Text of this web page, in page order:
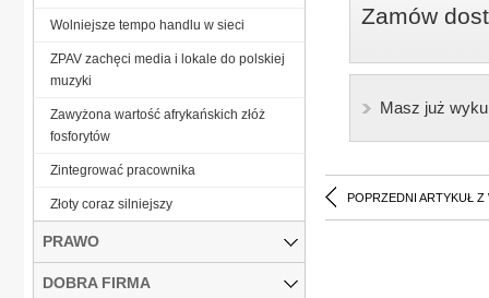
Zamów
Masz już
POPRZEDNI ARTYKUŁ Z
Wolniejsze tempo handlu w sieci
ZPAV zachęci media i lokale do polskiej
muzyki
Zawyżona wartość afrykańskich złóż
fosforytów
Zintegrować pracownika
Złoty coraz silniejszy
PRAWO
DOBRA FIRMA